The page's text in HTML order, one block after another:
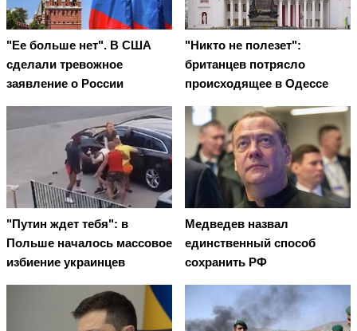
"Ее больше нет". В США
сделали тревожное
заявление о России
"Никто не полезет":
британцев потрясло
происходящее в Одессе
"Путин ждет тебя": в
Польше началось массовое
избиение украинцев
Медведев назвал
единственный способ
сохранить РФ